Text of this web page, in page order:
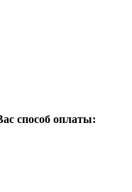
способ оплаты: